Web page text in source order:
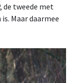
de tweede met
Maar daarmee